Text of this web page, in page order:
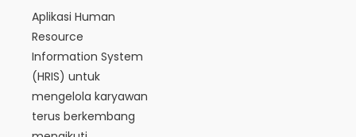
Aplikasi Human
Resource
Information System
(HRIS) untuk
mengelola karyawan
terus berkembang